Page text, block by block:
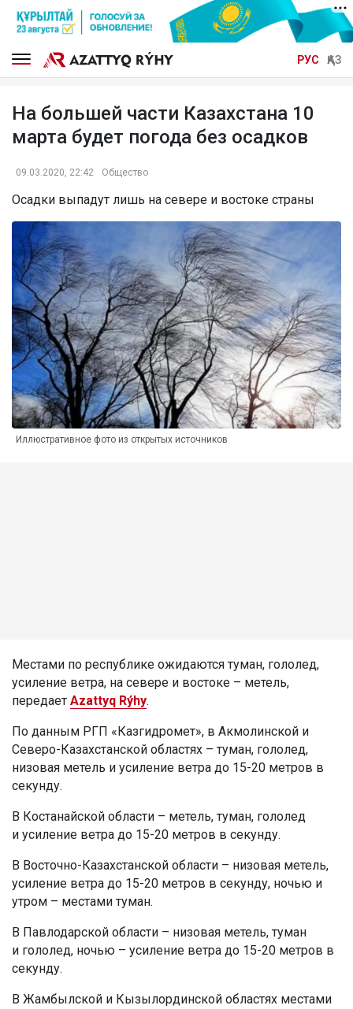
РУС ҚАЗ
На большей части Казахстана 10
марта будет погода без осадков
09.03.2020, 22:42 Общество
Осадки выпадут лишь на севере и востоке страны
Иллюстративное фото из открытых источников
Местами по республике ожидаются туман, гололед,
усиление ветра, на севере и востоке – метель,
передает Azattyq Rýhy.
По данным РГП «Казгидромет», в Акмолинской и
Северо-Казахстанской областях – туман, гололед,
низовая метель и усиление ветра до 15-20 метров в
секунду.
В Костанайской области – метель, туман, гололед
и усиление ветра до 15-20 метров в секунду.
В Восточно-Казахстанской области – низовая метель,
усиление ветра до 15-20 метров в секунду, ночью и
утром – местами туман.
В Павлодарской области – низовая метель, туман
и гололед, ночью – усиление ветра до 15-20 метров в
секунду.
В Жамбылской и Кызылординской областях местами